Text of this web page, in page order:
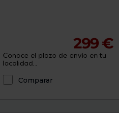
299 €
Conoce el plazo de envío en tu
localidad...
Comparar